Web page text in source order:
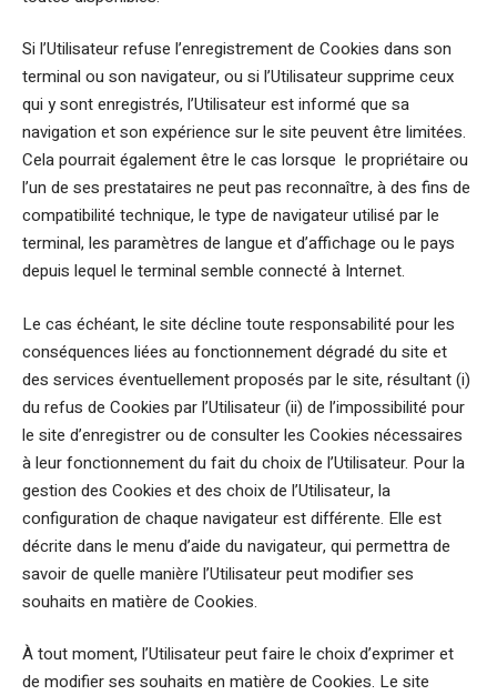
Si l’Utilisateur refuse l’enregistrement de Cookies dans son
terminal ou son navigateur, ou si l’Utilisateur supprime ceux
qui y sont enregistrés, l’Utilisateur est informé que sa
navigation et son expérience sur le site peuvent être limitées.
Cela pourrait également être le cas lorsque le propriétaire ou
l’un de ses prestataires ne peut pas reconnaître, à des fins de
compatibilité technique, le type de navigateur utilisé par le
terminal, les paramètres de langue et d’affichage ou le pays
depuis lequel le terminal semble connecté à Internet.
Le cas échéant, le site décline toute responsabilité pour les
conséquences liées au fonctionnement dégradé du site et
des services éventuellement proposés par le site, résultant (i)
du refus de Cookies par l’Utilisateur (ii) de l’impossibilité pour
le site d’enregistrer ou de consulter les Cookies nécessaires
à leur fonctionnement du fait du choix de l’Utilisateur. Pour la
gestion des Cookies et des choix de l’Utilisateur, la
configuration de chaque navigateur est différente. Elle est
décrite dans le menu d’aide du navigateur, qui permettra de
savoir de quelle manière l’Utilisateur peut modifier ses
souhaits en matière de Cookies.
À tout moment, l’Utilisateur peut faire le choix d’exprimer et
de modifier ses souhaits en matière de Cookies. Le site